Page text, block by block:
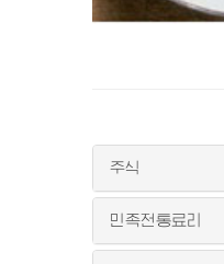
주식
민족전통료리